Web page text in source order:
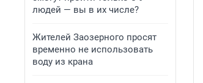
людей — вы в их числе?
Жителей Заозерного просят
временно не использовать
воду из крана